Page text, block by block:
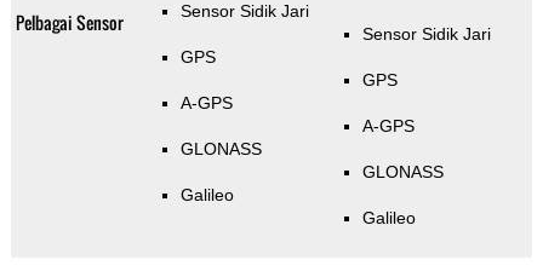
Pelbagai Sensor Sensor Sidik Jari
GPS
A-GPS
GLONASS
Galileo
Sensor Sidik Jari
GPS
A-GPS
GLONASS
Galileo